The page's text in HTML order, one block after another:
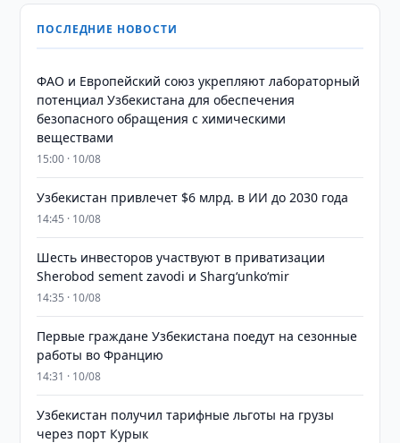
ПОСЛЕДНИЕ НОВОСТИ
ФАО и Европейский союз укрепляют лабораторный
потенциал Узбекистана для обеспечения
безопасного обращения с химическими
веществами
15:00 · 10/08
Узбекистан привлечет $6 млрд. в ИИ до 2030 года
14:45 · 10/08
Шесть инвесторов участвуют в приватизации
Sherobod sement zavodi и Shargʻunkoʻmir
14:35 · 10/08
Первые граждане Узбекистана поедут на сезонные
работы во Францию
14:31 · 10/08
Узбекистан получил тарифные льготы на грузы
через порт Курык